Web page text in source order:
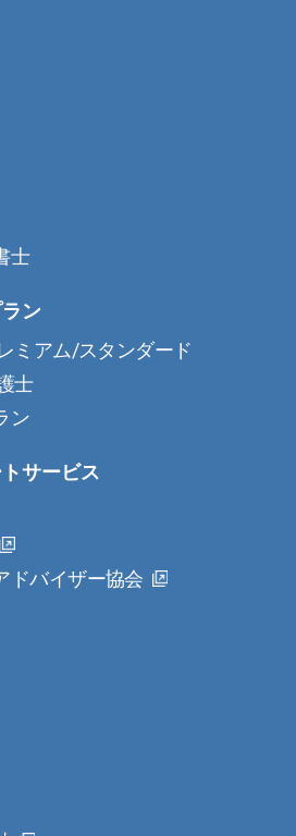
士
ン
ミアム/スタンダード
士
ン
サービス
ドバイザー協会